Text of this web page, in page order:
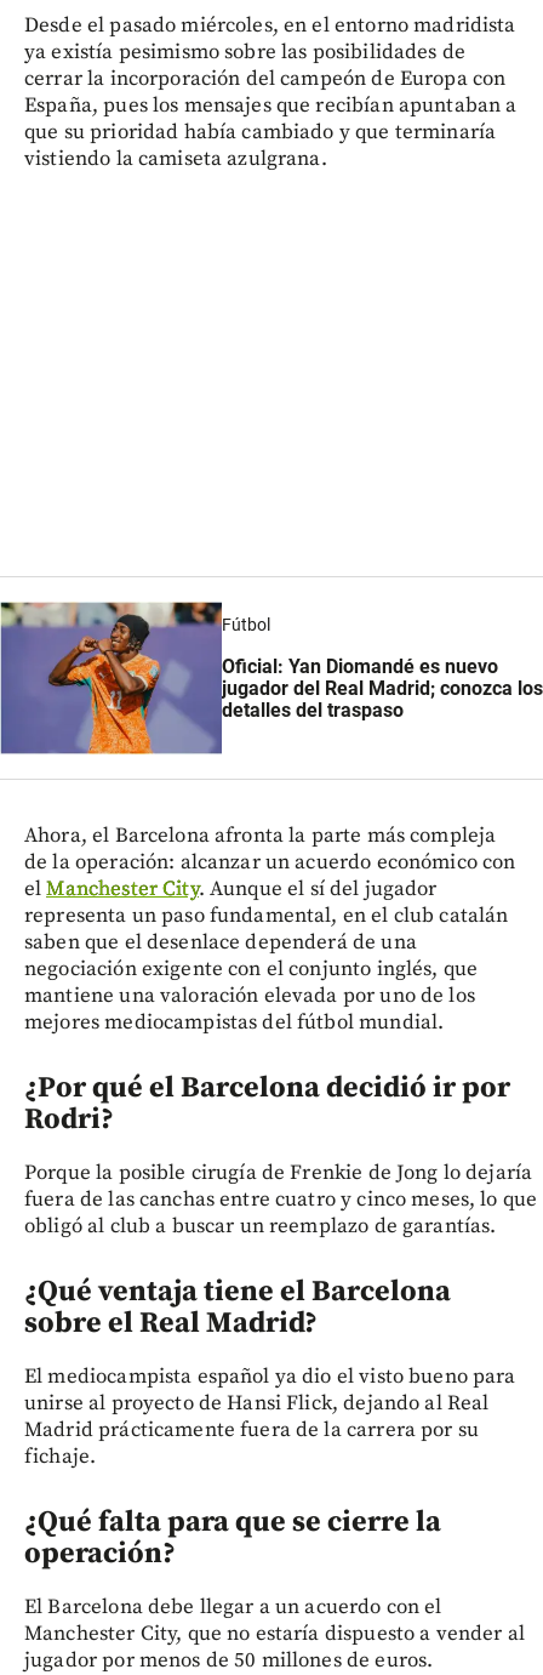
Desde el pasado miércoles, en el entorno madridista
ya existía pesimismo sobre las posibilidades de
cerrar la incorporación del campeón de Europa con
España, pues los mensajes que recibían apuntaban a
que su prioridad había cambiado y que terminaría
vistiendo la camiseta azulgrana.
Fútbol
Oficial: Yan Diomandé es nuevo
jugador del Real Madrid; conozca los
detalles del traspaso
Ahora, el Barcelona afronta la parte más compleja
de la operación: alcanzar un acuerdo económico con
elManchester City. Aunque el sí del jugador
representa un paso fundamental, en el club catalán
saben que el desenlace dependerá de una
negociación exigente con el conjunto inglés, que
mantiene una valoración elevada por uno de los
mejores mediocampistas del fútbol mundial.
¿Por qué el Barcelona decidió ir por
Rodri?
Porque la posible cirugía de Frenkie de Jong lo dejaría
fuera de las canchas entre cuatro y cinco meses, lo que
obligó al club a buscar un reemplazo de garantías.
¿Qué ventaja tiene el Barcelona
sobre el Real Madrid?
El mediocampista español ya dio el visto bueno para
unirse al proyecto de Hansi Flick, dejando al Real
Madrid prácticamente fuera de la carrera por su
fichaje.
¿Qué falta para que se cierre la
operación?
El Barcelona debe llegar a un acuerdo con el
Manchester City, que no estaría dispuesto a vender al
jugador por menos de 50 millones de euros.